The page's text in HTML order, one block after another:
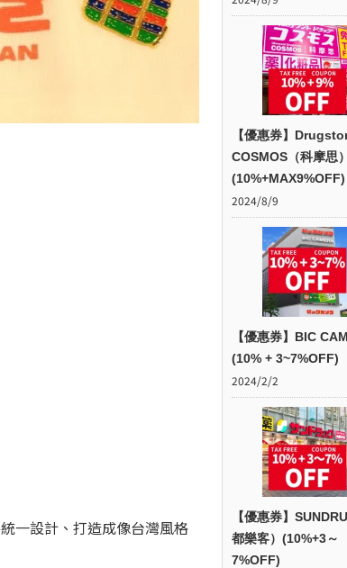
一設計、打造成像台灣風格
【優惠券】
COSMOS（科摩思
(10%+MAX9%OFF)
2024/8/9
【優惠券】BIC
(10% + 3~7%OFF)
2024/2/2
【優惠券】
都樂客）(10%+3～
7%OFF)